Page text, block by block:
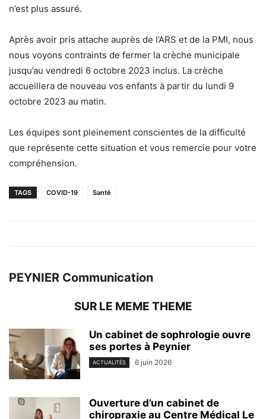
n’est plus assuré.
Après avoir pris attache auprès de l’ARS et de la PMI, nous
nous voyons contraints de fermer la crèche municipale
jusqu’au vendredi 6 octobre 2023 inclus. La crèche
accueillera de nouveau vos enfants à partir du lundi 9
octobre 2023 au matin.
Les équipes sont pleinement conscientes de la difficulté
que représente cette situation et vous remercie pour votre
compréhension.
TAGS COVID-19 Santé
PEYNIER Communication
SUR LE MEME THEME
Un cabinet de sophrologie ouvre
ses portes à Peynier
ACTUALITÉS 6 juin 2026
Ouverture d’un cabinet de
chiropraxie au Centre Médical Le